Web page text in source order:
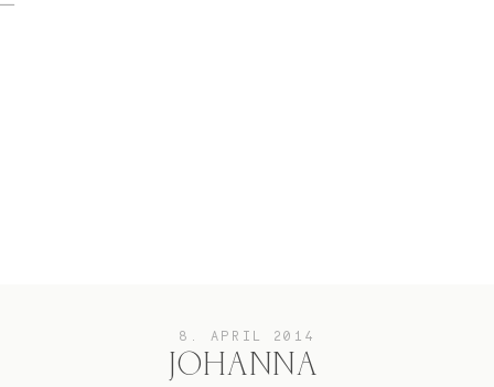
8. APRIL 2014
JOHANNA